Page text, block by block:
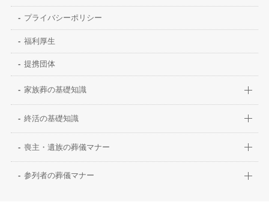
プライバシーポリシー
福利厚生
提携団体
家族葬の基礎知識
終活の基礎知識
喪主・遺族の葬儀マナー
参列者の葬儀マナー